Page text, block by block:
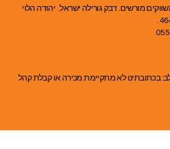
מורשים. דבק גורילה ישראל. יהודה הלוי
בכתובתינו לא מתקיימת מכירה או קבלת קהל